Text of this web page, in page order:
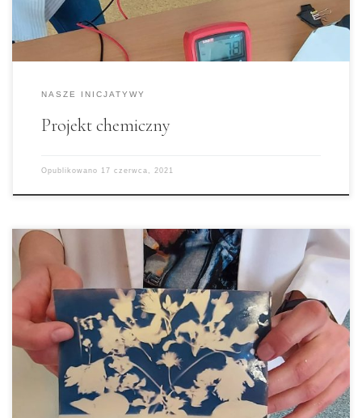
NASZE INICJATYWY
Projekt chemiczny
Opublikowano 17 czerwca, 2021
Takie projekty realizujemy na lekcjach chemii!
Już wkrótce pokażemy Wam więcej! Lekcja
przygotowana przez uczennicę klasy 2A, Annę
Kaczanowską w ramach semestralnego projektu
chemicznego Jeśli lubicie eksperymentować, to
zapraszamy do Naszej Szkoły!